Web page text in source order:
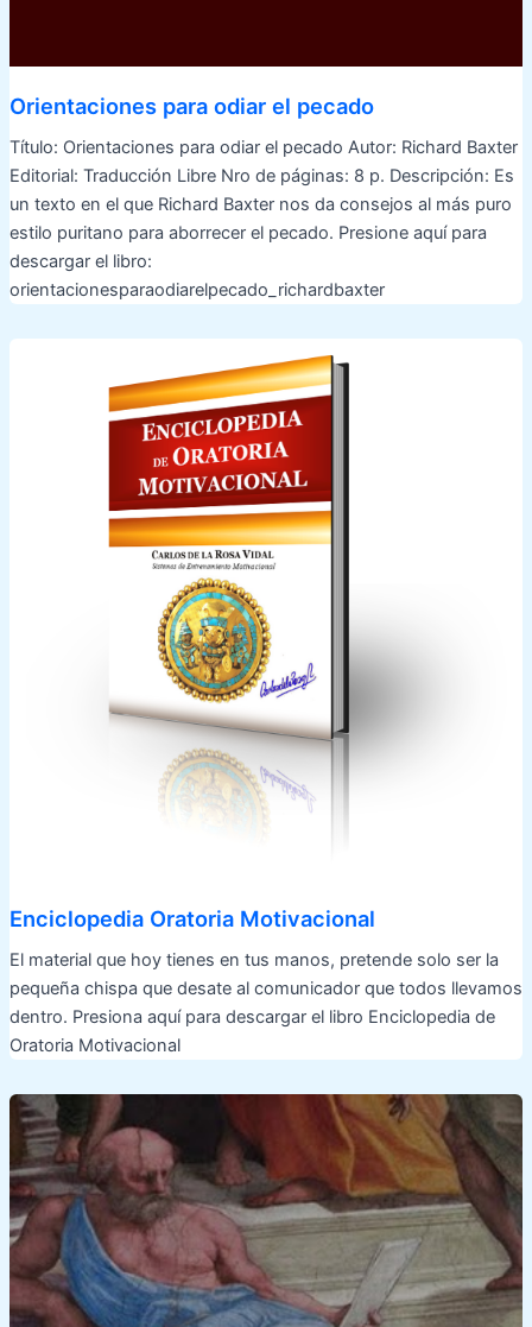
Orientaciones para odiar el pecado
Título: Orientaciones para odiar el pecado Autor: Richard Baxter
Editorial: Traducción Libre Nro de páginas: 8 p. Descripción: Es
un texto en el que Richard Baxter nos da consejos al más puro
estilo puritano para aborrecer el pecado. Presione aquí para
descargar el libro:
orientacionesparaodiarelpecado_richardbaxter
Enciclopedia Oratoria Motivacional
El material que hoy tienes en tus manos, pretende solo ser la
pequeña chispa que desate al comunicador que todos llevamos
dentro. Presiona aquí para descargar el libro Enciclopedia de
Oratoria Motivacional